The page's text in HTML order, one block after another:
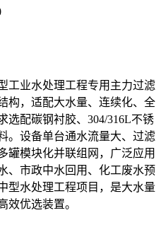
工业水处理工程专用主力过滤
构，适配大水量、连续化、全
选配碳钢衬胶、304/316L不锈
。设备单台通水流量大、过滤
罐模块化并联组网，广泛应用
、市政中水回用、化工废水预
型水处理工程项目，是大水量
效优选装置。